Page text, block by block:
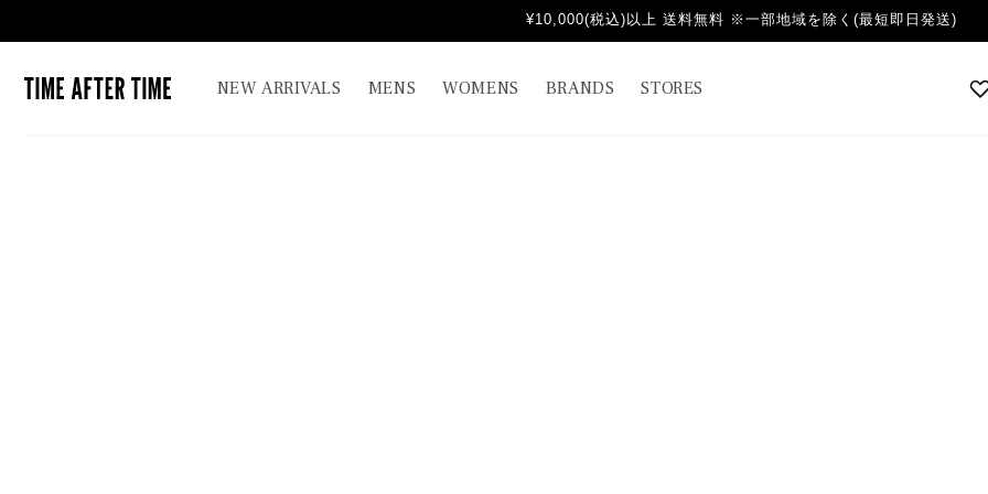
進む
¥10,000(税込)以上 送料無料 ※一部地域を除く(最短即日発送)
TIME AFTER TIME
NEW ARRIVALS MENS WOMENS BRANDS STORES